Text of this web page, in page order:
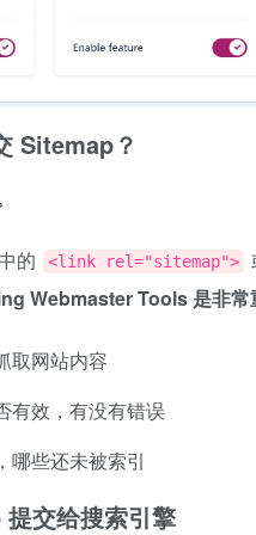
Sitemap？
的 <link rel="sitemap">
Webmaster Tools 是非常
取网站内容
有效，有没有错误
哪些还未被索引
交给搜索引擎